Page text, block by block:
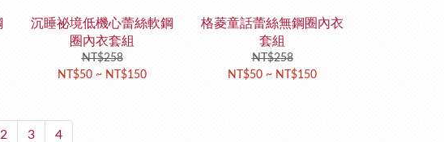
沉睡祕境低機心蕾絲軟鋼
圈內衣套組
NT$258
NT$50 ~ NT$150
格菱童話蕾絲無鋼圈內衣
套組
NT$258
NT$50 ~ NT$150
2 3 4